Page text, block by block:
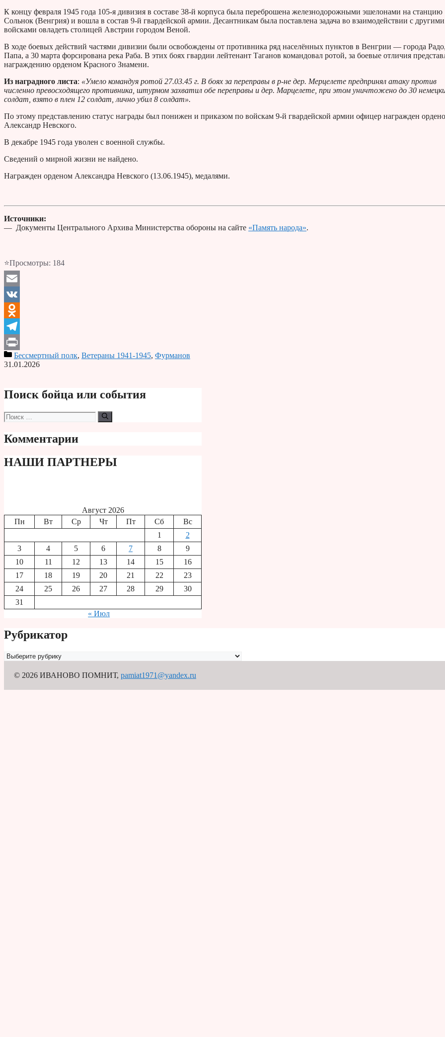
К концу февраля 1945 года 105-я дивизия в составе 38-й корпуса была переброшена железнодорожными эшелонами на станцию
Сольнок (Венгрия) и вошла в состав 9-й гвардейской армии. Десантникам была поставлена задача во взаимодействии с другими
войсками овладеть столицей Австрии городом Веной.
В ходе боевых действий частями дивизии были освобождены от противника ряд населённых пунктов в Венгрии — города
Папа, а 30 марта форсирована река Раба. В этих боях гвардии лейтенант Таганов командовал ротой, за боевые отличия
награждению орденом Красного Знамени.
Из наградного листа: «Умело командуя ротой 27.03.45 г. В боях за переправы в р-не дер. Мерцелете предпринял атаку против
численно превосходящего противника, штурмом захватил обе переправы и дер. Марцелете, при этом уничтожено до 30
солдат, взято в плен 12 солдат, лично убил 8 солдат».
По этому представлению статус награды был понижен и приказом по войскам 9-й гвардейской армии офицер награжден
Александр Невского.
В декабре 1945 года уволен с военной службы.
Сведений о мирной жизни не найдено.
Награжден орденом Александра Невского (13.06.1945), медалями.
Источники:
— Документы Центрального Архива Министерства обороны на сайте «Память народа».
⭐Просмотры: 184
Email
VK
Odnoklassniki
Telegram
PrintБессмертный полк, Ветераны 1941-1945, Фурманов
31.01.2026
Поиск бойца или события
Поиск:
Комментарии
НАШИ ПАРТНЕРЫ
Август 2026
Пн
Вт Ср Чт Пт Сб
Вс
1
2
3
4 5 6 7 8
9
10
11 12 13 14 15
16
17
18 19 20 21 22
23
24
25 26 27 28 29
30
31
« Июл
Рубрикатор
Рубрикатор
© 2026 ИВАНОВО ПОМНИТ, pamiat1971@yandex.ru